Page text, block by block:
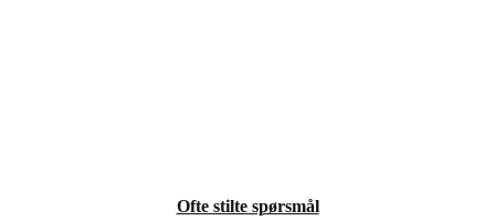
Ofte stilte spørsmål